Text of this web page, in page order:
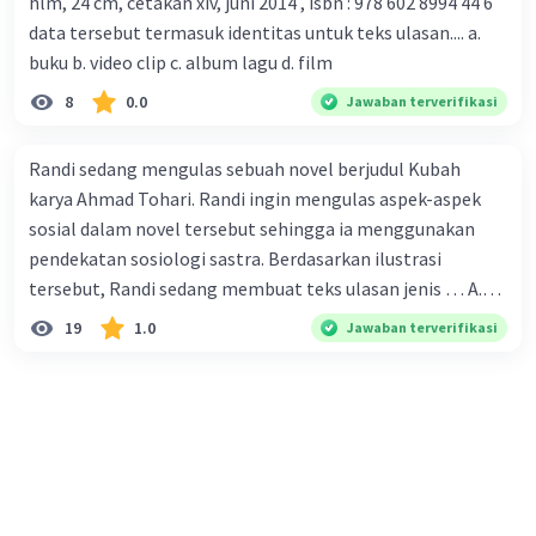
karena persebarannya sangat cepat. C. Masyarakat perlu
mawas diri dan menjaga kesehatan dalam menghadapi
serangan virus corona yang mulai menyebar di Indonesia,
D. Virus corona menjadi masalah besar bagi kesehatan
data tersebut termasuk identitas untuk teks ulasan.... a.
buku b. video clip c. album lagu d. film
8 0.0 Jawaban terverifikasi
Randi sedang mengulas sebuah novel berjudul Kubah
karya Ahmad Tohari. Randi ingin mengulas aspek-aspek
sosial dalam novel tersebut sehingga ia menggunakan
pendekatan sosiologi sastra. Berdasarkan ilustrasi
tersebut, Randi sedang membuat teks ulasan jenis … A.
deskriptif B. objektif C. informatif D. kritis
19 1.0 Jawaban terverifikasi